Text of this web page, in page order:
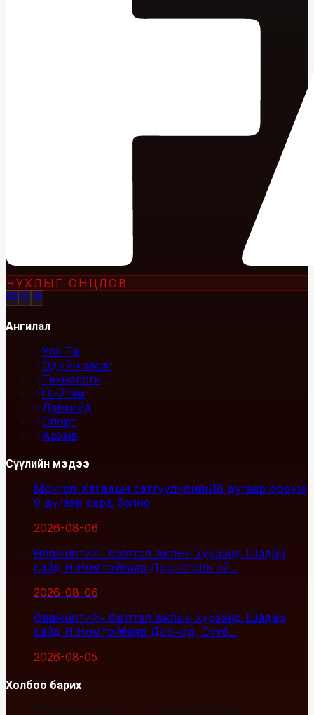
ЧУХЛЫГ ОНЦЛОВ
Ангилал
Улс Төр
Эдийн засаг
Технологи
Нийгэм
Дэлхийд
Спорт
Архив
Сүүлийн мэдээ
Монгол-Хятадын сэтгүүлчдийн16 дугаар форум
9 дүгээр сард болно
2026-08-06
Өвөлжилтийн бэлтгэл ажлын хүрээнд Шадар
сайд Н.Номтойбаяр Дорноговь ай...
2026-08-06
Өвөлжилтийн бэлтгэл ажлын хүрээнд Шадар
сайд Н.Номтойбаяр Дорнод, Сүхб...
2026-08-05
Холбоо барих